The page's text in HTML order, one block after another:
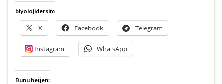
biyolojidersim
X Facebook Telegram
İnstagram WhatsApp
Bunu beğen: